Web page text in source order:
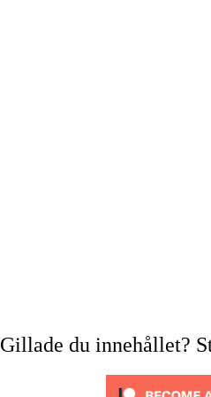
Gillade du innehållet?